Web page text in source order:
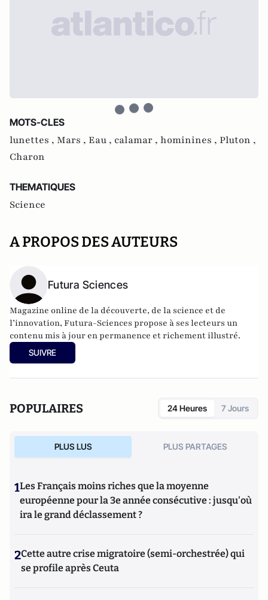
MOTS-CLES
lunettes , Mars , Eau , calamar , hominines , Pluton ,
Charon
THEMATIQUES
Science
A PROPOS DES AUTEURS
Futura Sciences
Magazine online de la découverte, de la science et de
l’innovation, Futura-Sciences propose à ses lecteurs un
contenu mis à jour en permanence et richement illustré.
SUIVRE
POPULAIRES 24 Heures 7 Jours
PLUS LUS PLUS PARTAGES
1Les Français moins riches que la moyenne
européenne pour la 3e année consécutive : jusqu'où
ira le grand déclassement ?
2Cette autre crise migratoire (semi-orchestrée) qui
se profile après Ceuta